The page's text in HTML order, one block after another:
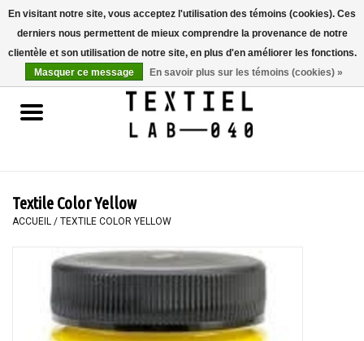
Accueil
LIVRES
PEINTURE
TEXTILE
WORKSHOPS
Textile Color Yellow
ACCUEIL / TEXTILE COLOR YELLOW
En visitant notre site, vous acceptez l'utilisation des témoins (cookies). Ces
derniers nous permettent de mieux comprendre la provenance de notre
clientèle et son utilisation de notre site, en plus d'en améliorer les fonctions.
Masquer ce message
En savoir plus sur les témoins (cookies) »